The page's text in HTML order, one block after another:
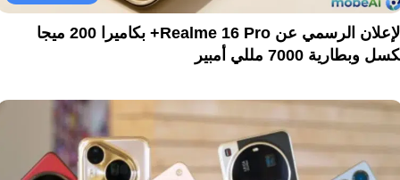
الإعلان الرسمي عن Realme 16 Pro+ بكاميرا 200 ميجا
وبطارية 7000 مللي أمبير